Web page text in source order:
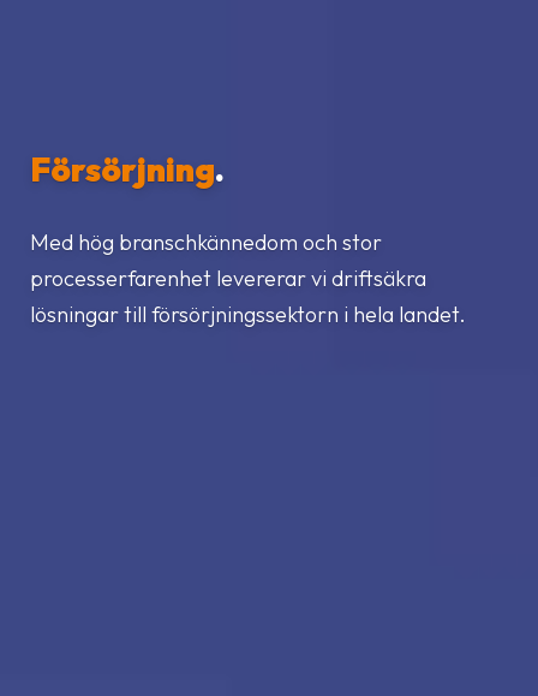
Försörjning.
Med hög branschkännedom och stor
processerfarenhet levererar vi driftsäkra
lösningar till försörjningssektorn i hela landet.